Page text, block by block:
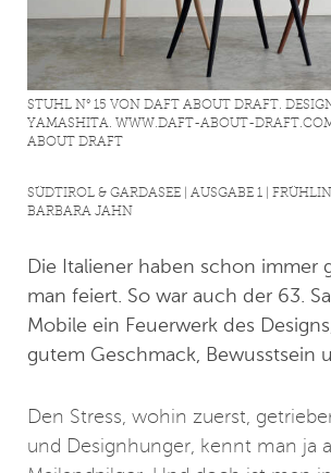
STUHL N° 15 VON DAFT ABOUT DRAFT.
YAMASHITA. WWW.DAFT-ABOUT-
ABOUT DRAFT
SÜDTIROL & GARDASEE | AUSGABE 1 |
BARBARA JAHN
Die Italiener haben schon immer
man feiert. So war auch der 63.
Mobile ein Feuerwerk des
gutem Geschmack, Bewusstsein
Den Stress, wohin zuerst,
und Designhunger, kennt man ja